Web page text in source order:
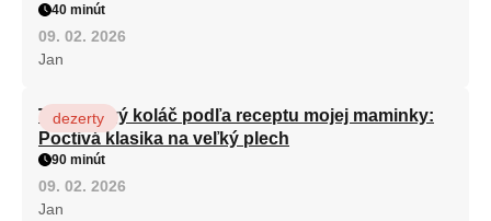
40 minút
09. 02. 2026
Jan
Tvarohový koláč podľa receptu mojej maminky:
Poctivá klasika na veľký plech
dezerty
90 minút
09. 02. 2026
Jan